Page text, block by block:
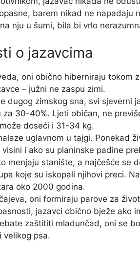
barem nikad ne napadaju
nju u šumi, bila bi vrlo
o jazavcima
oni obično hiberniraju tokom
– južni ne zaspu zimi.
dugog zimskog sna, svi sjeverni
za 30-40%. Ljeti običan, ne
doseći i 31-34 kg.
uglavnom u tajgi. Ponekad
i ako su planinske padine
menjaju stanište, a najčešće se
koje su iskopali njihovi preci.
oko 2000 godina.
oni formiraju parove za
jazavci obično bježe ako
zaštititi mladunčad, oni se
velikog psa.